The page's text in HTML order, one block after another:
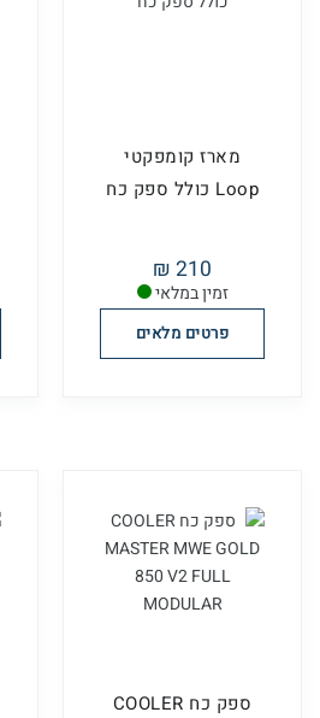
זמין במלאי
מארז קומפקטי
Loop כולל ספק כח
210 ₪
פרטים מלאים
ספק כח COOLER